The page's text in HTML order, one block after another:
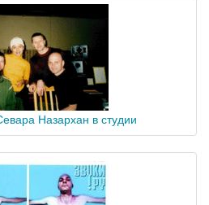
Назархан в студии